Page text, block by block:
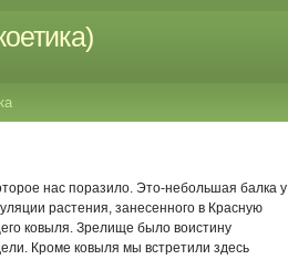
нас поразило. Это-небольшая балка у
растения, занесенного в Красную
ковыля.Зрелище было воистину
Кроме ковыля мы встретили здесь